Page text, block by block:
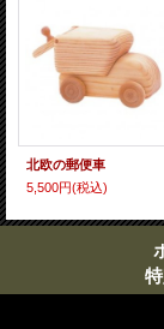
北欧の郵便車
5,500円(税込)